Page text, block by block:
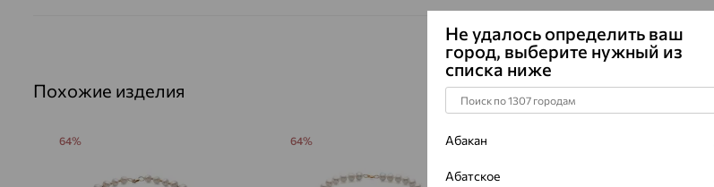
Похожие изделия
64% 64%
Не удалось определить ваш
город, выберите нужный из
списка ниже
Абакан
Абатское